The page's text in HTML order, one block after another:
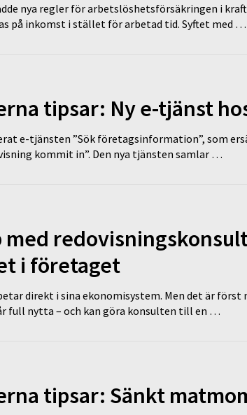
nya regler för arbetslöshetsförsäkringen i
på inkomst i stället för arbetad tid. Syftet med …
tipsar: Ny e-tjänst
e-tjänsten ”Sök företagsinformation”, som
kommit in”. Den nya tjänsten samlar …
med
i företaget
direkt i sina ekonomisystem. Men det är först
full nytta – och kan göra konsulten till en …
tipsar: Sänkt